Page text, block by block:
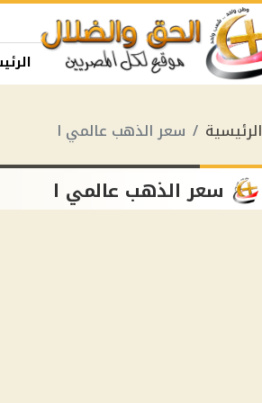
الرئيسية سعر الذهب عالمي ا
سعر الذهب عالمي ا